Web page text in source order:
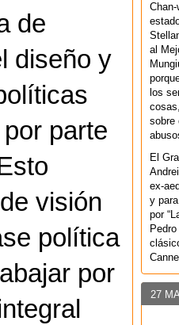
de
diseño y
parte
visión
política
por
al
los
sobre
El
ex-
y
por
27